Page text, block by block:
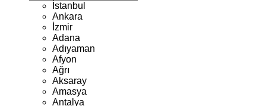
İstanbul
Ankara
İzmir
Adana
Adıyaman
Afyon
Ağrı
Aksaray
Amasya
Antalya